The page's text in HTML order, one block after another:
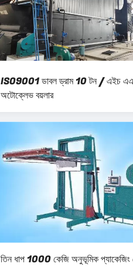
ISO9001 ডাবল ড্রাম 10 টন / এইচ
অটোক্লেভ বয়লার
তিন ধাপ 1000 কেজি অনুভূমিক প্যাকেজিং